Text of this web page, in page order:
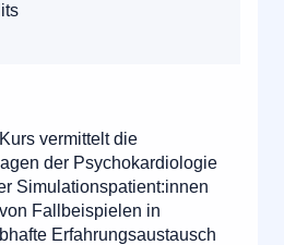
vermittelt die
der Psychokardiologie
Simulationspatient:innen
Fallbeispielen in
Erfahrungsaustausch